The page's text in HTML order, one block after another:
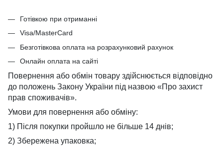
Готівкою при отриманні
Visa/MasterCard
Безготівкова оплата на розрахунковий рахунок
Онлайн оплата на сайті
Повернення або обмін товару здійснюється відповідно
до положень Закону України під назвою «Про захист
прав споживачів».
Умови для повернення або обміну:
1) Після покупки пройшло не більше 14 днів;
2) Збережена упаковка;